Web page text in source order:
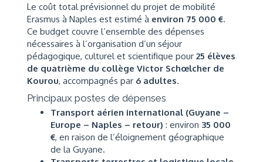
Le coût total prévisionnel du projet de mobilité
Erasmus à Naples est estimé à environ 75 000 €.
Ce budget couvre l’ensemble des dépenses
nécessaires à l’organisation d’un séjour
pédagogique, culturel et scientifique pour 25 élèves
de quatrième du collège Victor Schœlcher de
Kourou, accompagnés par 6 adultes.
Principaux postes de dépenses
Transport aérien international (Guyane –
Europe – Naples – retour) : environ 35 000
€, en raison de l’éloignement géographique
de la Guyane.